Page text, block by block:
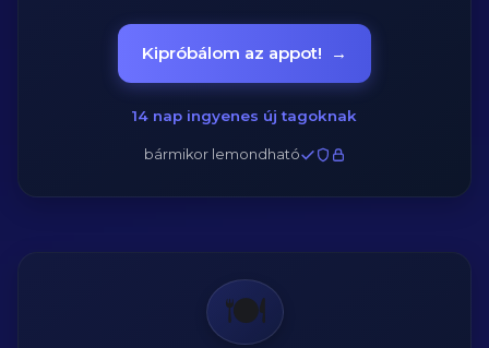
Kipróbálom az appot! →
14 nap ingyenes új tagoknak
bármikor lemondható
🍽️